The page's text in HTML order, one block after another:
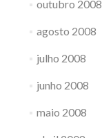
outubro 2008
agosto 2008
julho 2008
junho 2008
maio 2008